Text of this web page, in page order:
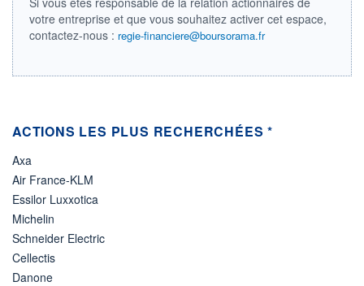
votre entreprise et que vous souhaitez activer cet espace,
contactez-nous : regie-financiere@boursorama.fr
ACTIONS LES PLUS RECHERCHÉES *
Axa
Air France-KLM
Essilor Luxxotica
Michelin
Schneider Electric
Cellectis
Danone